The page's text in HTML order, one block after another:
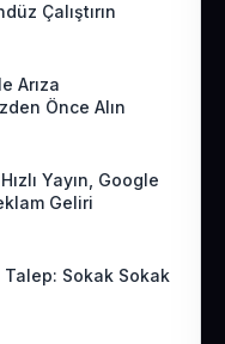
Çalıştırın
Arıza
Önce Alın
Yayın, Google
Geliri
Talep: Sokak Sokak